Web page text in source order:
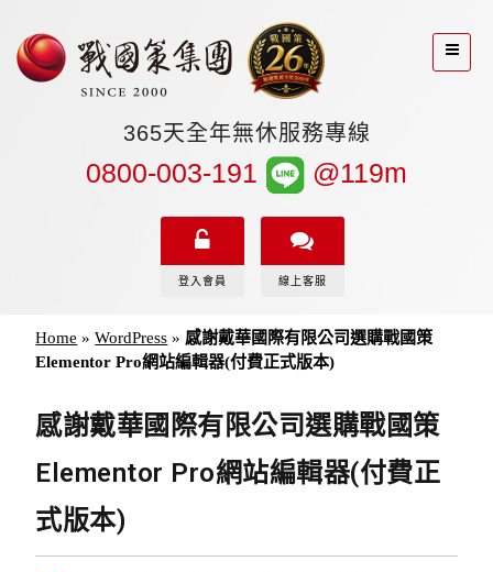
365天全年無休服務專線
0800-003-191 @119m
登入會員 線上客服
Home »WordPress »感謝戴華國際有限公司選購戰國策
Elementor Pro網站編輯器(付費正式版本)
感謝戴華國際有限公司選購戰國策
Elementor Pro網站編輯器(付費正
式版本)